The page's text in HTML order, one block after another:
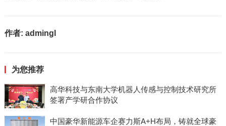
作者: admingl
为您推荐
高华科技与东南大学机器人传感与控制技术研究所
签署产学研合作协议
中国豪华新能源车企赛力斯A+H布局，铸就全球豪